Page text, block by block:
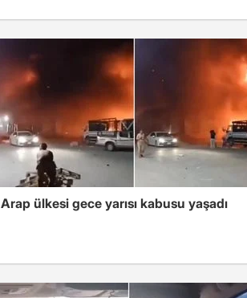
Arap ülkesi gece yarısı kabusu yaşadı